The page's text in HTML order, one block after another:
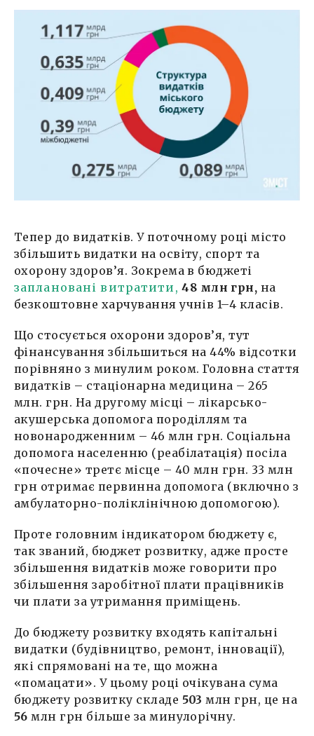
Тепер до видатків. У поточному році місто
збільшить видатки на освіту, спорт та
охорону здоров’я. Зокрема в бюджеті
заплановані витратити, 48 млн грн, на
безкоштовне харчування учнів 1–4 класів.
Що стосується охорони здоров’я, тут
фінансування збільшиться на 44% відсотки
порівняно з минулим роком. Головна стаття
видатків – стаціонарна медицина – 265
млн. грн. На другому місці – лікарсько-
акушерська допомога породіллям та
новонародженним – 46 млн грн. Соціальна
допомога населенню (реабілатація) посіла
«почесне» третє місце – 40 млн грн. 33 млн
грн отримає первинна допомога (включно з
амбулаторно-поліклінічною допомогою).
Проте головним індикатором бюджету є,
так званий, бюджет розвитку, адже просте
збільшення видатків може говорити про
збільшення заробітної плати працівників
чи плати за утримання приміщень.
До бюджету розвитку входять капітальні
видатки (будівництво, ремонт, інновації),
які спрямовані на те, що можна
«помацати». У цьому році очікувана сума
бюджету розвитку складе 503 млн грн, це на
56 млн грн більше за минулорічну.